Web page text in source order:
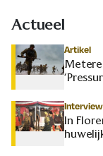
Actueel
Artikel
Interview
In